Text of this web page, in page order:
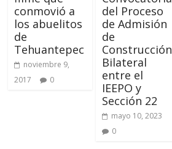
conmovió a
los abuelitos
de
Tehuantepec
noviembre 9,
2017
0
del Proceso
de Admisión
de
Construcción
Bilateral
entre el
IEEPO y
Sección 22
mayo 10, 2023
0